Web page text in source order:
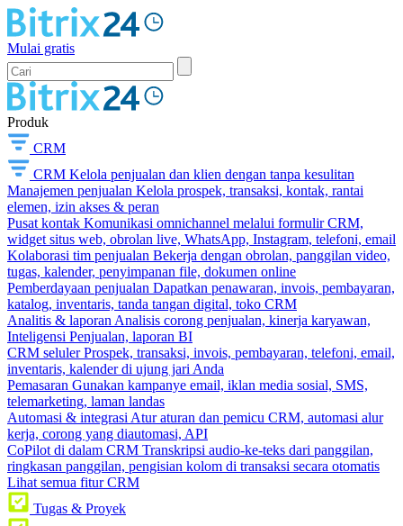
Mulai gratis
Produk
CRM
CRM Kelola penjualan dan klien dengan tanpa kesulitan
Manajemen penjualan Kelola prospek, transaksi, kontak, rantai
elemen, izin akses & peran
Pusat kontak Komunikasi omnichannel melalui formulir CRM,
widget situs web, obrolan live, WhatsApp, Instagram, telefoni, email
Kolaborasi tim penjualan Bekerja dengan obrolan, panggilan video,
tugas, kalender, penyimpanan file, dokumen online
Pemberdayaan penjualan Dapatkan penawaran, invois, pembayaran,
katalog, inventaris, tanda tangan digital, toko CRM
Analitis & laporan Analisis corong penjualan, kinerja karyawan,
Inteligensi Penjualan, laporan BI
CRM seluler Prospek, transaksi, invois, pembayaran, telefoni, email,
inventaris, kalender di ujung jari Anda
Pemasaran Gunakan kampanye email, iklan media sosial, SMS,
telemarketing, laman landas
Automasi & integrasi Atur aturan dan pemicu CRM, automasi alur
kerja, corong yang diautomasi, API
CoPilot di dalam CRM Transkripsi audio-ke-teks dari panggilan,
ringkasan panggilan, pengisian kolom di transaksi secara otomatis
Lihat semua fitur CRM
Tugas & Proyek